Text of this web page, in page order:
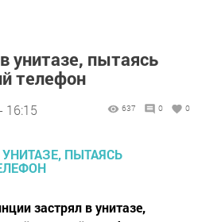
унитазе, пытаясь
телефон
16:15 637 0 0
застрял в унитазе,